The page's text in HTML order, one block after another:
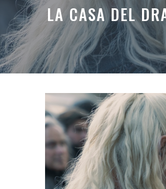
LA CASA DEL